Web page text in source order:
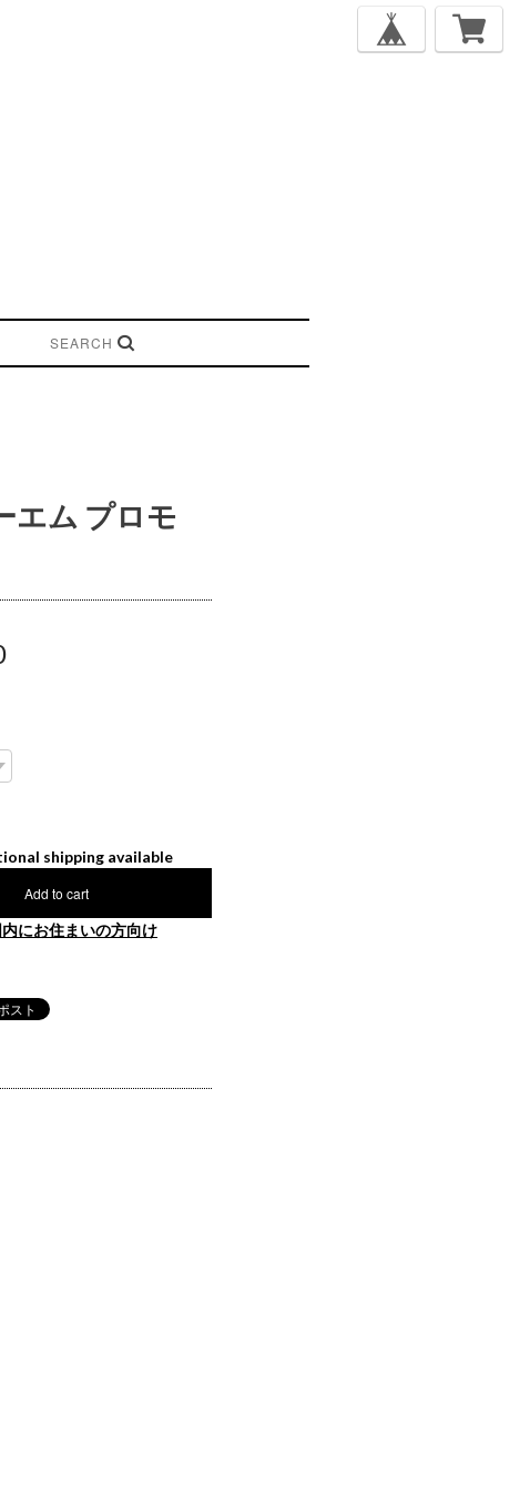
エム プロモ
shipping available
Add to cart
内にお住まいの方向け